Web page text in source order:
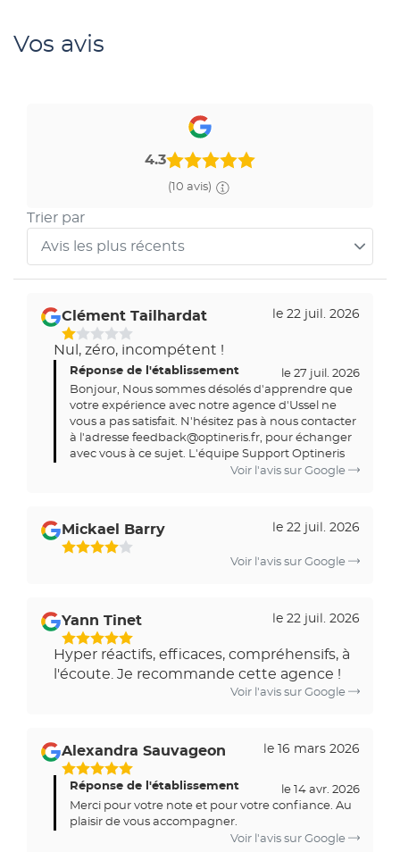
Vos avis
4.3
(10 avis)
Trier par
Avis les plus récents
avis
Clément Tailhardat le 22 juil. 2026
Nul, zéro, incompétent !
Réponse de l'établissement
le 27 juil. 2026
Bonjour, Nous sommes désolés d'apprendre que
votre expérience avec notre agence d'Ussel ne
vous a pas satisfait. N'hésitez pas à nous contacter
à l'adresse feedback@optineris.fr, pour échanger
avec vous à ce sujet. L'équipe Support Optineris
Voir l'avis sur Google
Mickael Barry le 22 juil. 2026
Voir l'avis sur Google
Yann Tinet le 22 juil. 2026
Hyper réactifs, efficaces, compréhensifs, à
l'écoute. Je recommande cette agence !
Voir l'avis sur Google
Alexandra Sauvageon le 16 mars 2026
Réponse de l'établissement
le 14 avr. 2026
Merci pour votre note et pour votre confiance. Au
plaisir de vous accompagner.
Voir l'avis sur Google